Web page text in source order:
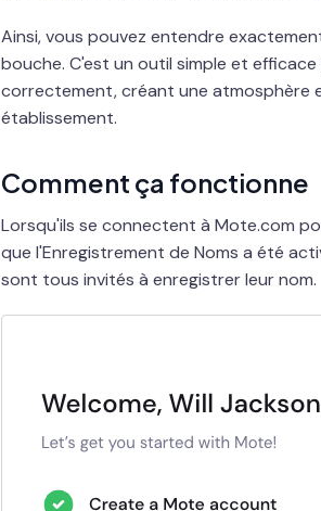
Ainsi, vous pouvez entendre
bouche. C'est un outil simple et
correctement, créant une atmosphère
établissement.
Comment ça fonctionne
Lorsqu'ils se connectent à Mote.com
que l'Enregistrement de Noms a été
sont tous invités à enregistrer leur nom.